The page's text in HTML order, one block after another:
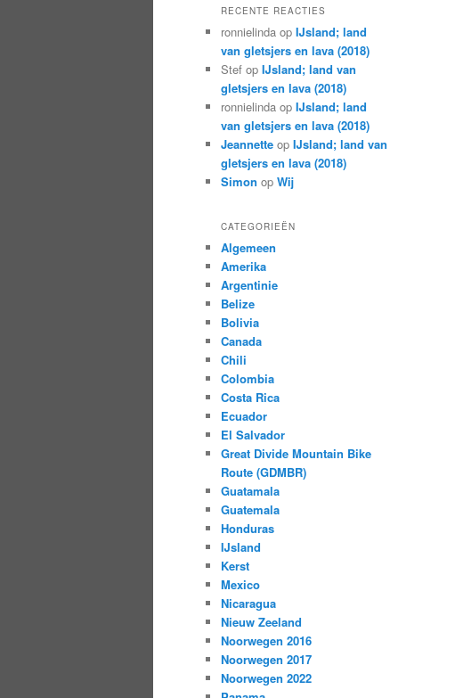
RECENTE REACTIES
ronnielinda op IJsland; land
van gletsjers en lava (2018)
Stef op IJsland; land van
gletsjers en lava (2018)
ronnielinda op IJsland; land
van gletsjers en lava (2018)
Jeannette op IJsland; land van
gletsjers en lava (2018)
Simon op Wij
CATEGORIEËN
Algemeen
Amerika
Argentinie
Belize
Bolivia
Canada
Chili
Colombia
Costa Rica
Ecuador
El Salvador
Great Divide Mountain Bike
Route (GDMBR)
Guatamala
Guatemala
Honduras
IJsland
Kerst
Mexico
Nicaragua
Nieuw Zeeland
Noorwegen 2016
Noorwegen 2017
Noorwegen 2022